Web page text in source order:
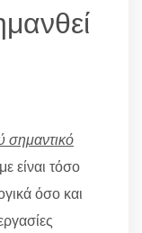
σημαντικό
είναι τόσο
όσο και